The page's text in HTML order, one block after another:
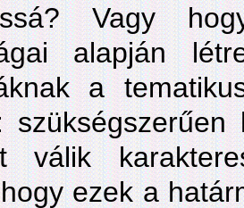
Vagy
alapján
a
válik
ezek a